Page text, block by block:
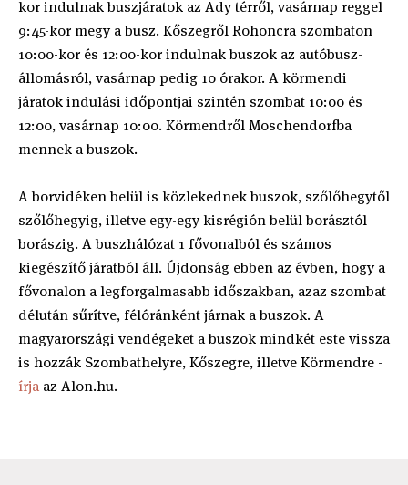
kor indulnak buszjáratok az Ady térről, vasárnap reggel
9:45-kor megy a busz. Kőszegről Rohoncra szombaton
10:00-kor és 12:00-kor indulnak buszok az autóbusz-
állomásról, vasárnap pedig 10 órakor. A körmendi
járatok indulási időpontjai szintén szombat 10:00 és
12:00, vasárnap 10:00. Körmendről Moschendorfba
mennek a buszok.
A borvidéken belül is közlekednek buszok, szőlőhegytől
szőlőhegyig, illetve egy-egy kisrégión belül borásztól
borászig. A buszhálózat 1 fővonalból és számos
kiegészítő járatból áll. Újdonság ebben az évben, hogy a
fővonalon a legforgalmasabb időszakban, azaz szombat
délután sűrítve, félóránként járnak a buszok. A
magyarországi vendégeket a buszok mindkét este vissza
is hozzák Szombathelyre, Kőszegre, illetve Körmendre -
írja az Alon.hu.